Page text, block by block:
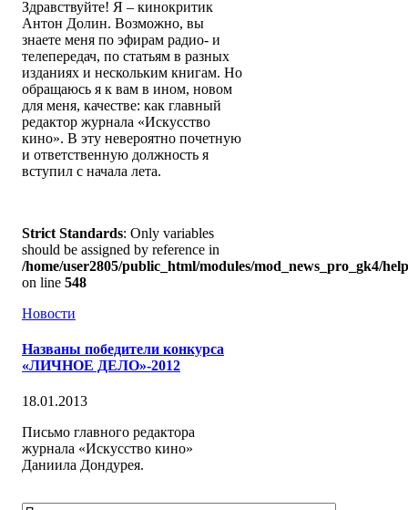
Здравствуйте! Я – кинокритик
Антон Долин. Возможно, вы
знаете меня по эфирам радио- и
телепередач, по статьям в разных
изданиях и нескольким книгам. Но
обращаюсь я к вам в ином, новом
для меня, качестве: как главный
редактор журнала «Искусство
кино». В эту невероятно почетную
и ответственную должность я
вступил с начала лета.
Strict Standards: Only variables
should be assigned by reference in
/home/user2805/public_html/modules/mod_news_pro_gk4/
on line 548
Новости
Названы победители конкурса
«ЛИЧНОЕ ДЕЛО»-2012
18.01.2013
Письмо главного редактора
журнала «Искусство кино»
Даниила Дондурея.